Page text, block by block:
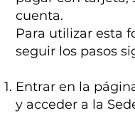
cuenta.
Para utilizar esta
seguir los pasos
Entrar en la
y acceder a la